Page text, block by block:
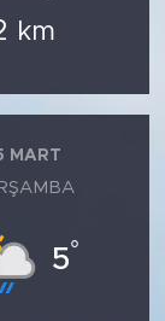
km
MART
5°